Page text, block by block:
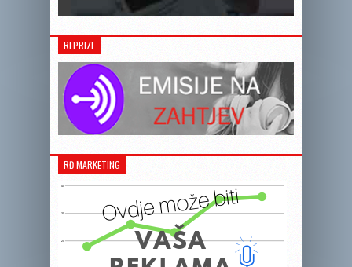
REPRIZE
RĐ MARKETING